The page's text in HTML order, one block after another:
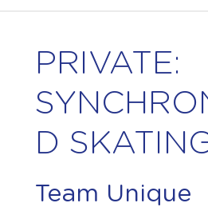
PRIVATE:
D
Team Unique